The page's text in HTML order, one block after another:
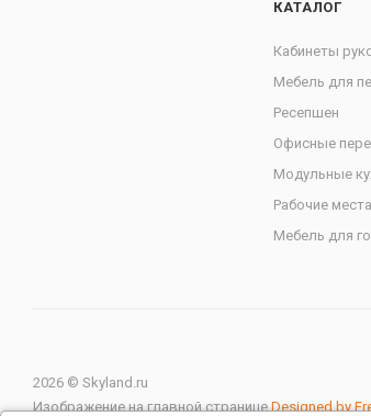
КАТАЛОГ
Кабинеты
Мебель для
Ресепшен
Офисные
Модульные
Рабочие
Мебель для
2026 © Skyland.ru
Изображение на главной страницеDesigned by